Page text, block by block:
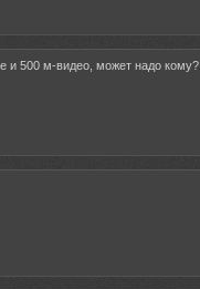
и 500 м-видео, может надо кому?